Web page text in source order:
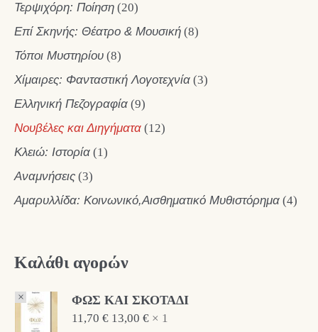
Τερψιχόρη: Ποίηση (20)
Επί Σκηνής: Θέατρο & Μουσική (8)
Τόποι Μυστηρίου (8)
Χίμαιρες: Φανταστική Λογοτεχνία (3)
Ελληνική Πεζογραφία (9)
Νουβέλες και Διηγήματα (12)
Κλειώ: Ιστορία (1)
Αναμνήσεις (3)
Αμαρυλλίδα: Κοινωνικό,Αισθηματικό Μυθιστόρημα (4)
Καλάθι αγορών
× ΦΩΣ ΚΑΙ ΣΚΟΤΑΔΙ
1 ×
13,00 €
11,70 €